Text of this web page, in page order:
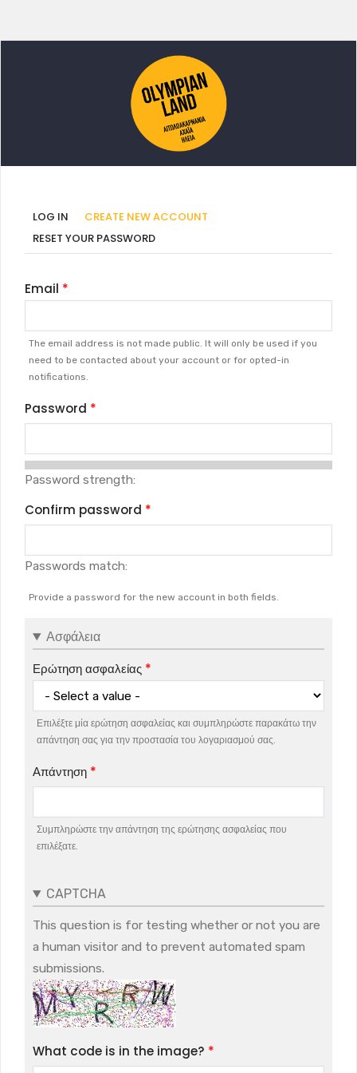
Primary
tabs
LOG IN CREATE NEW ACCOUNT
RESET YOUR PASSWORD
Email
The email address is not made public. It will only be used if you
need to be contacted about your account or for opted-in
notifications.
Password
Password strength:
Confirm password
Passwords match:
Provide a password for the new account in both fields.
Ασφάλεια
Ερώτηση ασφαλείας
Επιλέξτε μία ερώτηση ασφαλείας και συμπληρώστε παρακάτω την
απάντηση σας για την προστασία του λογαριασμού σας.
Απάντηση
Συμπληρώστε την απάντηση της ερώτησης ασφαλείας που
επιλέξατε.
CAPTCHA
This question is for testing whether or not you are
a human visitor and to prevent automated spam
submissions.
What code is in the image?